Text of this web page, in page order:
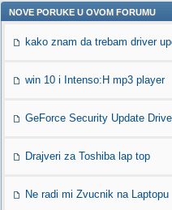
NOVE PORUKE U OVOM FORUMU
kako znam da trebam driver
win 10 i Intenso:H mp3 player
GeForce Security Update
Drajveri za Toshiba lap top
Ne radi mi Zvucnik na Laptopu